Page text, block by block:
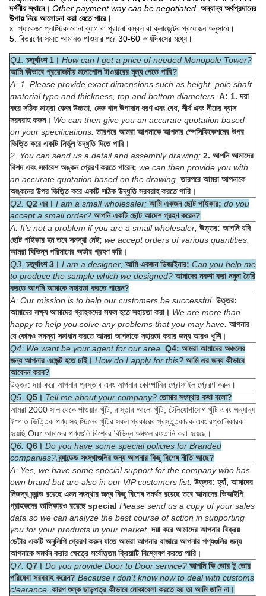
দর্শনীয় স্থানে। Other payment way can be negotiated. অন্যান্য অর্থপ্রদানের
উপায় নিয়ে আলোচনা করা যেতে পারে।
৪. প্যাকেজ: প্লাস্টিক বোনা ব্যাগ বা পুরানো কম্বল বা ক্লায়েন্টের প্রয়োজন অনুসারে।
5. বিতরণের সময়: আমানত পাওয়ার পরে 30-60 কার্যদিবসের মধ্যে।
Q1. চতুর্থাংশ 1। How can I get a price of needed Monopole Tower?
আমি কীভাবে প্রয়োজনীয় মনোপোল টাওয়ারের মূল্য পেতে পারি?
A: 1. Please provide exact dimensions such as height, pole shaft
material type and thickness, top and bottom diameters. A: 1. দয়া
করে সঠিক মাত্রা যেমন উচ্চতা, মেরু খাদ উপাদান ধরণ এবং বেধ, শীর্ষ এবং নীচের ব্যাস
সরবরাহ করুন। We can then give you an accurate quotation based
on your specifications. তারপরে আমরা আপনাকে আপনার স্পেসিফিকেশনের উপর
ভিত্তি করে একটি নির্ভুল উদ্ধৃতি দিতে পারি।
2. You can send us a detail and assembly drawing; 2. আপনি আমাদের
বিশদ এবং সমাবেশ অঙ্কন প্রেরণ করতে পারেন; we can then provide you with
an accurate quotation based on the drawing. তারপরে আমরা আপনাকে
অঙ্কনের উপর ভিত্তি করে একটি সঠিক উদ্ধৃতি সরবরাহ করতে পারি।
Q2. Q2 এর। I am a small wholesaler; আমি একজন ছোট পাইকার; do you
accept a small order? আপনি একটি ছোট আদেশ গ্রহণ করেন?
A: It's not a problem if you are a small wholesaler; উত্তর: আপনি যদি
ছোট পাইকার হন তবে সমস্যা নেই; we accept orders of various quantities.
আমরা বিভিন্ন পরিমাণের অর্ডার গ্রহণ করি।
Q3. চতুর্থাংশ 3। I am a designer; আমি একজন ডিজাইনার; Can you help me
to produce the sample which we designed? আমাদের নকশা করা নমুনা তৈরি
করতে আপনি আমাকে সহায়তা করতে পারেন?
A: Our mission is to help our customers be successful. উত্তর:
আমাদের লক্ষ্য আমাদের গ্রাহকদের সফল হতে সহায়তা করা। We are more than
happy to help you solve any problems that you may have. আপনার
যে কোনও সমস্যা সমাধান করতে আমরা আপনাকে সহায়তা করার জন্য আরও খুশি।
Q4: We want be your agent for our area. Q4: আমরা আমাদের অঞ্চলের
জন্য আপনার এজেন্ট হতে চাই। How do I apply for this? আমি এর জন্য কীভাবে
আবেদন করব?
উত্তর: দয়া করে আপনার প্রস্তাব এবং আপনার কোম্পানির প্রোফাইল প্রেরণ করুন।
Q5. Q5। Tell me about your company? তোমার সংস্থার কথা বলো?
আমরা 2000 সাল থেকে পাওয়ার খুঁটি, রাস্তার আলো খুঁটি, টেলিযোগাযোগ খুঁটি এবং অন্যান্য
ইস্পাত ভিত্তিক পণ্য সহ স্টিলের খুঁটির সকল প্রকারের প্রস্তুতকারক এবং রপ্তানিকারক
হয়েছি Our আমাদের পণ্যগুলি বিশ্বের বিভিন্ন অঞ্চলে রফতানি করা হয়েছে।
Q6. Q6। Do you have some special policies for Branded
companies? ব্র্যান্ডেড সংস্থাগুলির জন্য আপনার কিছু বিশেষ নীতি আছে?
A: Yes, we have some special support for the company who has
own brand but are also in our VIP customers list. উত্তর: হ্যাঁ, আমাদের
নিজস্ব ব্র্যান্ড রয়েছে এমন সংস্থার জন্য কিছু বিশেষ সমর্থন রয়েছে তবে আমাদের ভিআইপি
গ্রাহকদের তালিকায়ও রয়েছে special Please send us a copy of your sales
data so we can analyze the best course of action in supporting
you for your products in your market. দয়া করে আমাদের আপনার বিক্রয়
ডেটার একটি অনুলিপি প্রেরণ করুন যাতে আমরা আপনার বাজারে আপনার পণ্যগুলির জন্য
আপনাকে সমর্থন করার ক্ষেত্রে সর্বোত্তম ক্রিয়াটি বিশ্লেষণ করতে পারি।
Q7. Q7। Do you provide Door to Door service? আপনি কি ডোর টু ডোর
পরিষেবা সরবরাহ করেন? Because i don't know how to deal with customs
clearance. কারণ শুল্ক ছাড়পত্র কীভাবে মোকাবেলা করতে হয় তা আমি জানি না।